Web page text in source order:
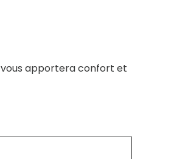
vous apportera confort et